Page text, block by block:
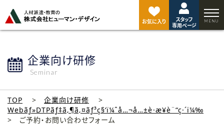
お気に入り
スタッフ
専用ページ
企業向け研修
Seminar
TOP
企業向け研修
Webãƒ»DTPãƒ‡ã‚¶ã‚¤ãƒ³ç§‘ï¼ˆå…¬å…±è·æ¥­è¨“ç·´ï¼‰
ご予約・お問い合わせフォーム
ジ
ト